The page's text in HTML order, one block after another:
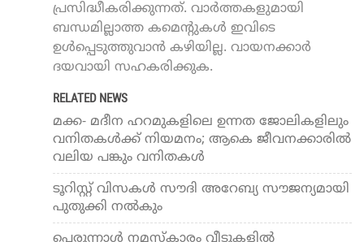
പ്രസിദ്ധീകരിക്കുന്നത്. വാർത്തകളുമായി
ബന്ധമില്ലാത്ത കമെന്റുകൾ ഇവിടെ
ഉൾപ്പെടുത്തുവാൻ കഴിയില്ല. വായനക്കാർ
ദയവായി സഹകരിക്കുക.
RELATED NEWS
മക്ക- മദീന ഹറമുകളിലെ ഉന്നത ജോലികളിലും
വനിതകള്‍ക്ക് നിയമനം; ആകെ ജീവനക്കാരില്‍
വലിയ പങ്കും വനിതകള്‍
ടൂറിസ്റ്റ് വിസകള്‍ സൗദി അറേബ്യ സൗജന്യമായി
പുതുക്കി നൽകും
പെരുന്നാൾ നമസ്​കാരം വീടുകളിൽ